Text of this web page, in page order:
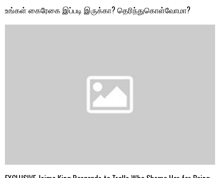
உங்கள் கைரேகை இப்படி இருக்கா? தெரிந்துகொள்வோமா?